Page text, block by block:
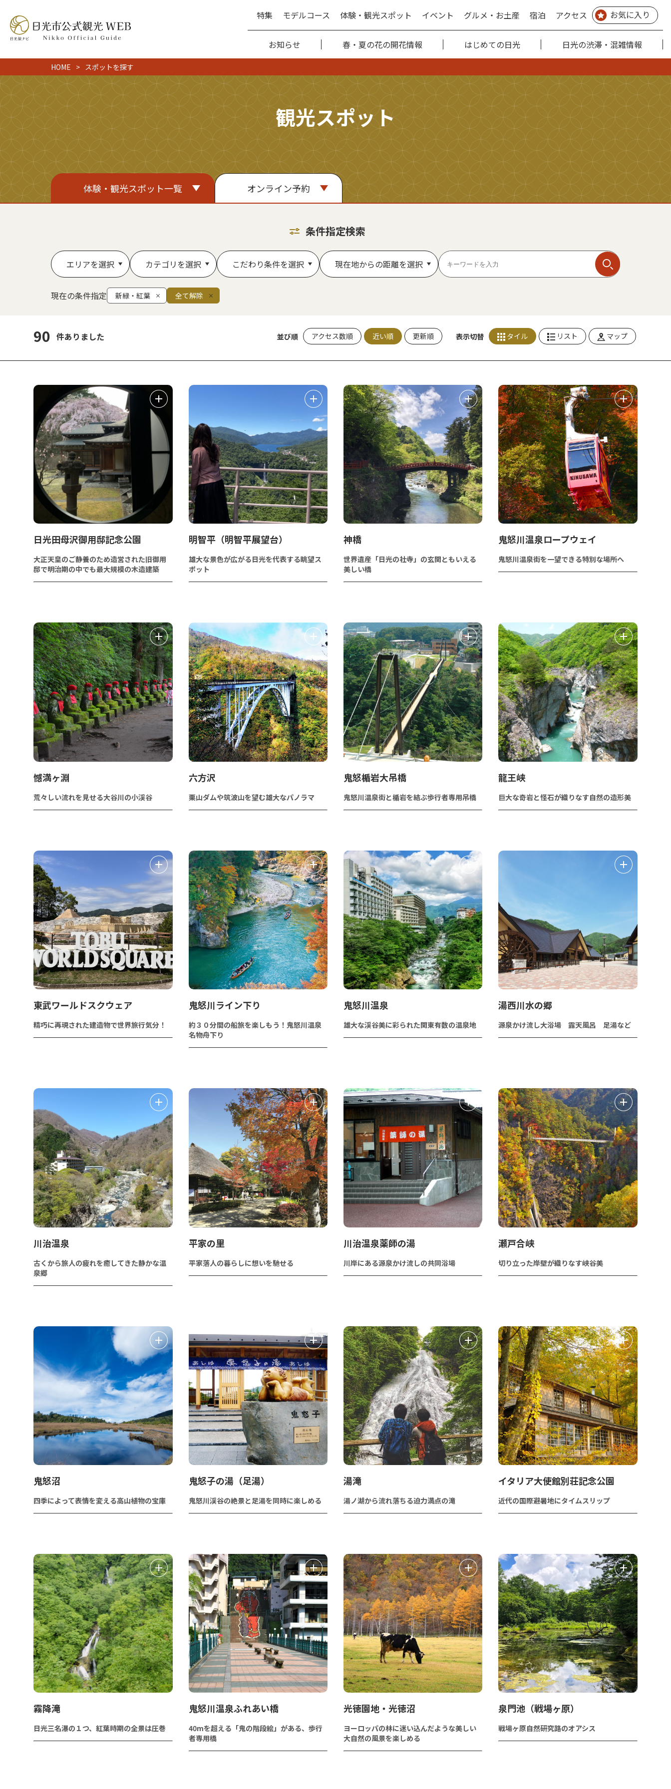
特集 モデルコース 体験・観光スポット イベント グルメ・お土産 宿泊 アクセス お気に入り
お知らせ 春・夏の花の開花情報 はじめての日光 日光の渋滞・混雑情報
HOME スポットを探す
観光スポット
体験・観光スポット一覧 オンライン予約
条件指定検索
エリアを選択 カテゴリを選択 こだわり条件を選択 現在地からの距離を選択
現在の条件指定 新緑・紅葉 全て解除
90 件ありました 並び順 アクセス数順 近い順 更新順 表示切替 タイル リスト マップ
日光田母沢御用邸記念公園
大正天皇のご静養のため造営された旧御用
邸で明治期の中でも最大規模の木造建築
明智平（明智平展望台）
雄大な景色が広がる日光を代表する眺望ス
ポット
神橋
世界遺産「日光の社寺」の玄関ともいえる
美しい橋
鬼怒川温泉ロープウェイ
鬼怒川温泉街を一望できる特別な場所へ
憾満ヶ淵
荒々しい流れを見せる大谷川の小渓谷
六方沢
栗山ダムや筑波山を望む雄大なパノラマ
鬼怒楯岩大吊橋
鬼怒川温泉街と楯岩を結ぶ歩行者専用吊橋
龍王峡
巨大な奇岩と怪石が織りなす自然の造形美
東武ワールドスクウェア
精巧に再現された建造物で世界旅行気分！
鬼怒川ライン下り
約３０分間の船旅を楽しもう！鬼怒川温泉
名物舟下り
鬼怒川温泉
雄大な渓谷美に彩られた関東有数の温泉地
湯西川水の郷
源泉かけ流し大浴場 露天風呂 足湯など
川治温泉
古くから旅人の疲れを癒してきた静かな温
泉郷
平家の里
平家落人の暮らしに想いを馳せる
川治温泉薬師の湯
川岸にある源泉かけ流しの共同浴場
瀬戸合峡
切り立った岸壁が織りなす峡谷美
鬼怒沼
四季によって表情を変える高山植物の宝庫
鬼怒子の湯（足湯）
鬼怒川渓谷の絶景と足湯を同時に楽しめる
湯滝
湯ノ湖から流れ落ちる迫力満点の滝
イタリア大使館別荘記念公園
近代の国際避暑地にタイムスリップ
霧降滝
日光三名瀑の１つ、紅葉時期の全景は圧巻
鬼怒川温泉ふれあい橋
40mを超える「鬼の階段絵」がある、歩行
者専用橋
光徳園地・光徳沼
ヨーロッパの林に迷い込んだような美しい
大自然の風景を楽しめる
泉門池（戦場ヶ原）
戦場ヶ原自然研究路のオアシス